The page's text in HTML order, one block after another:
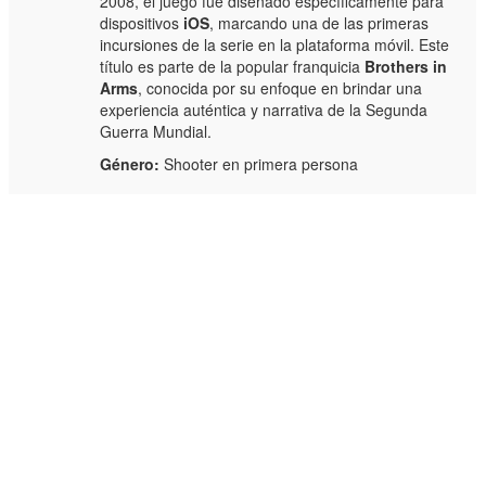
dispositivos iOS, marcando una de las primeras
incursiones de la serie en la plataforma móvil. Este
título es parte de la popular franquicia Brothers in
Arms, conocida por su enfoque en brindar una
experiencia auténtica y narrativa de la Segunda
Guerra Mundial.
Género: Shooter en primera persona